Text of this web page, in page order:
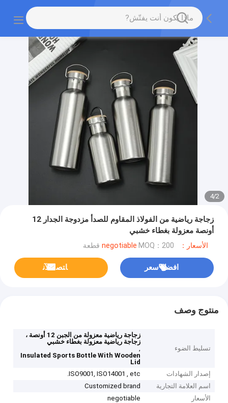
2
/
4
زجاجة رياضية من الفولاذ المقاوم للصدأ مزدوجة الجدار 12
أونصة معزولة بغطاء خشبي
الأسعار：negotiable MOQ：200 قطعة
افضل سعر ﺎﺘﺼﻟ ﺍﻶﻧ
منتوج وصف
تسليط الضوء
زجاجة رياضية معزولة من الجبن 12 أونصة ،
زجاجة رياضية معزولة بغطاء خشبي
,
Insulated Sports Bottle With Wooden
Lid
إصدار الشهادات
ISO9001, ISO14001 , etc.
اسم العلامة التجارية
Customized brand
الأسعار
negotiable